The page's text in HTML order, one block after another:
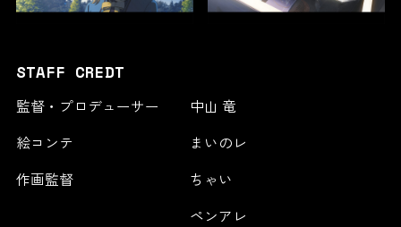
STAFF CREDT
監督・プロデューサー
中山 竜
絵コンテ
まいのレ
作画監督
ちゃい
ペンアレ